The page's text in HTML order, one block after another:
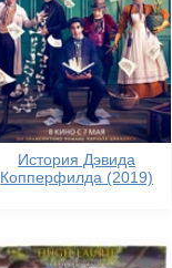
История Дэвида
Копперфилда (2019)